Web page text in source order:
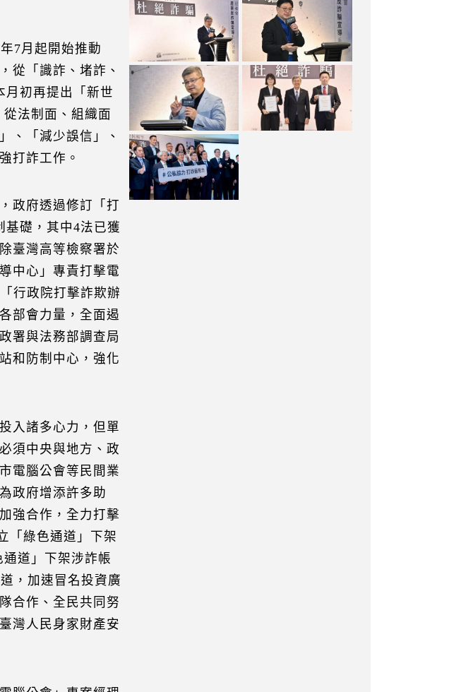
7月起開始推動
從「識詐、堵詐、
月初再提出「新世
法制面、組織面
、「減少誤信」、
打詐工作。
政府透過修訂「打
基礎，其中4法已獲
臺灣高等檢察署於
中心」專責打擊電
行政院打擊詐欺辦
部會力量，全面遏
署與法務部調查局
和防制中心，強化
入諸多心力，但單
須中央與地方、政
電腦公會等民間業
政府增添許多助
強合作，全力打擊
「綠色通道」下架
道」下架涉詐帳
，加速冒名投資廣
合作、全民共同努
灣人民身家財產安